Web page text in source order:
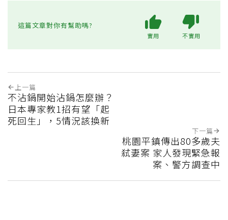
這篇文章對你有幫助嗎?
實用 不實用
上一篇
不沾鍋開始沾鍋怎麼辦？
日本專家教1招有望「起
死回生」，5情況該換新
下一篇
桃園平鎮傳出80多歲夫
弒妻案 家人發現緊急報
案、警方調查中